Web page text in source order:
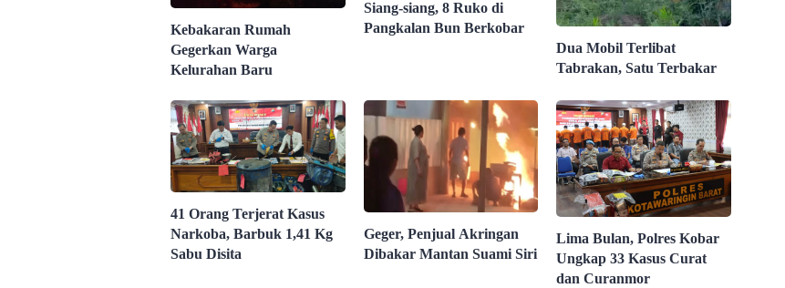
Kebakaran Rumah
Gegerkan Warga
Kelurahan Baru
Siang-siang, 8 Ruko di
Pangkalan Bun Berkobar
Dua Mobil Terlibat
Tabrakan, Satu Terbakar
41 Orang Terjerat Kasus
Narkoba, Barbuk 1,41 Kg
Sabu Disita
Geger, Penjual Akringan
Dibakar Mantan Suami Siri
Lima Bulan, Polres Kobar
Ungkap 33 Kasus Curat
dan Curanmor